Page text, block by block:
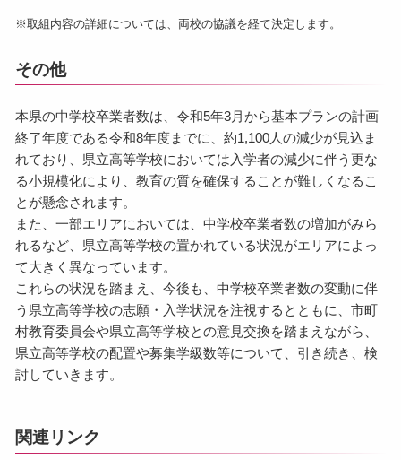
※取組内容の詳細については、両校の協議を経て決定します。
その他
本県の中学校卒業者数は、令和5年3月から基本プランの計画
終了年度である令和8年度までに、約1,100人の減少が見込ま
れており、県立高等学校においては入学者の減少に伴う更な
る小規模化により、教育の質を確保することが難しくなるこ
とが懸念されます。
また、一部エリアにおいては、中学校卒業者数の増加がみら
れるなど、県立高等学校の置かれている状況がエリアによっ
て大きく異なっています。
これらの状況を踏まえ、今後も、中学校卒業者数の変動に伴
う県立高等学校の志願・入学状況を注視するとともに、市町
村教育委員会や県立高等学校との意見交換を踏まえながら、
県立高等学校の配置や募集学級数等について、引き続き、検
討していきます。
関連リンク